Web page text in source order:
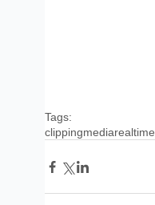
Tags:
clippingmediarealtime